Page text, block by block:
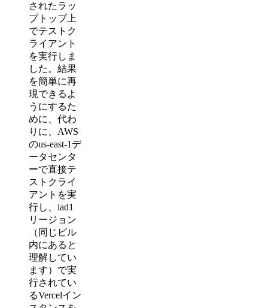
されたラッ
プトップ上
でテストク
ライアント
を実行しま
した。結果
を簡単に再
現できるよ
うにするた
めに、代わ
りに、AWS
のus-east-1デ
ータセンタ
ーで直接テ
ストクライ
アントを実
行し、iad1
リージョン
（同じビル
内にあると
理解してい
ます）で実
行されてい
るVercelイン